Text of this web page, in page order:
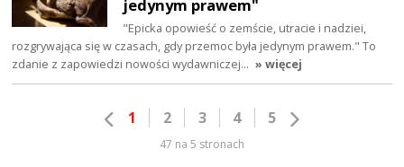
jedynym prawem"
"Epicka opowieść o zemście, utracie i nadziei,
rozgrywająca się w czasach, gdy przemoc była jedynym prawem." To
zdanie z zapowiedzi nowości wydawniczej… » więcej
1 2 3 4 5
47 na 5 stronach